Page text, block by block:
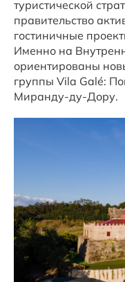
туристической
правительство
гостиничные
Именно на
ориентированы
группы Vila Galé:
Миранду-ду-Дору.